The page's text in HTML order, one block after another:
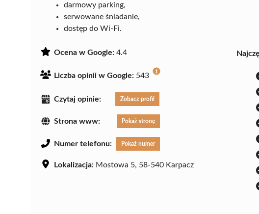
darmowy parking,
serwowane śniadanie,
dostęp do Wi-Fi.
Ocena w Google: 4.4
Liczba opinii w Google: 543
Czytaj opinie: Zobacz profil
Strona www: Pokaż stronę
Numer telefonu: Pokaż numer
Lokalizacja: Mostowa 5, 58-540 Karpacz